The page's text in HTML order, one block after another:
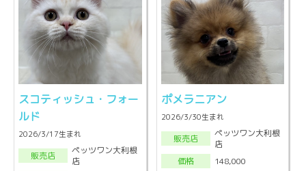
スコティッシュ・フォー
ルド
2026/3/17生まれ
販売店
ペッツワン大利根
店
ポメラニアン
2026/3/30生まれ
販売店
ペッツワン大利根
店
価格
148,000